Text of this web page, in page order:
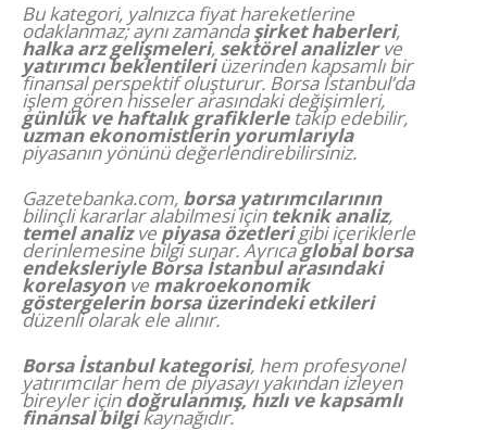
Bu kategori, yalnızca fiyat hareketlerine
odaklanmaz; aynı zamandaşirket haberleri,
halka arz gelişmeleri, sektörel analizlerve
yatırımcı beklentileriüzerinden kapsamlı bir
finansal perspektif oluşturur. Borsa İstanbul’da
işlem gören hisseler arasındaki değişimleri,
günlük ve haftalık grafiklerletakip edebilir,
uzman ekonomistlerin yorumlarıyla
piyasanın yönünü değerlendirebilirsiniz.
Gazetebanka.com, borsa yatırımcılarının
bilinçli kararlar alabilmesi için teknik analiz,
temel analizve piyasa özetlerigibi içeriklerle
derinlemesine bilgi sunar. Ayrıcaglobal borsa
endeksleriyle Borsa İstanbul arasındaki
korelasyonve makroekonomik
göstergelerin borsa üzerindeki etkileri
düzenli olarak ele alınır.
Borsa İstanbul kategorisi, hem profesyonel
yatırımcılar hem de piyasayı yakından izleyen
bireyler içindoğrulanmış, hızlı ve kapsamlı
finansal bilgikaynağıdır.